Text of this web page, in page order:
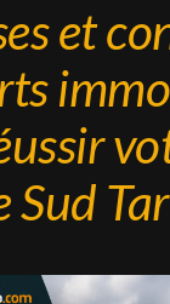
et
Sud